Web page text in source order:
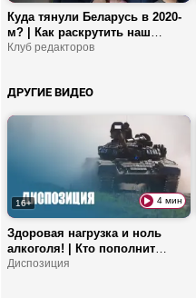
Куда тянули Беларусь в 2020-
м? | Как раскрутить наш
легпром в соцсетях? | Двери
Клуб редакторов
ДРУГИЕ ВИДЕО
16+ 4 мин
Здоровая нагрузка и ноль
алкоголя! | Кто пополнит
армейские ряды? | Над чем
Диспозиция